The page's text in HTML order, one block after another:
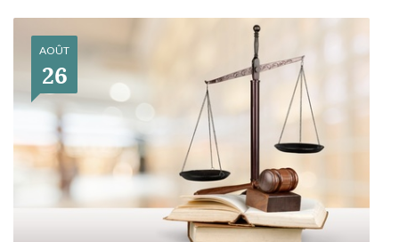
AOÛT
26